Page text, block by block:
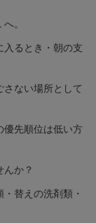
。
るとき・朝の支
ない場所として
優先順位は低い方
か？
替えの洗剤類・